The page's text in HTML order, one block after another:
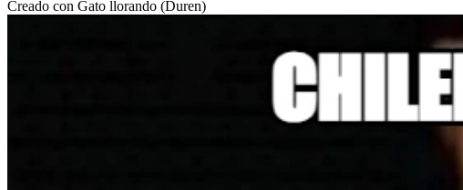
Creado con Gato llorando (Duren)